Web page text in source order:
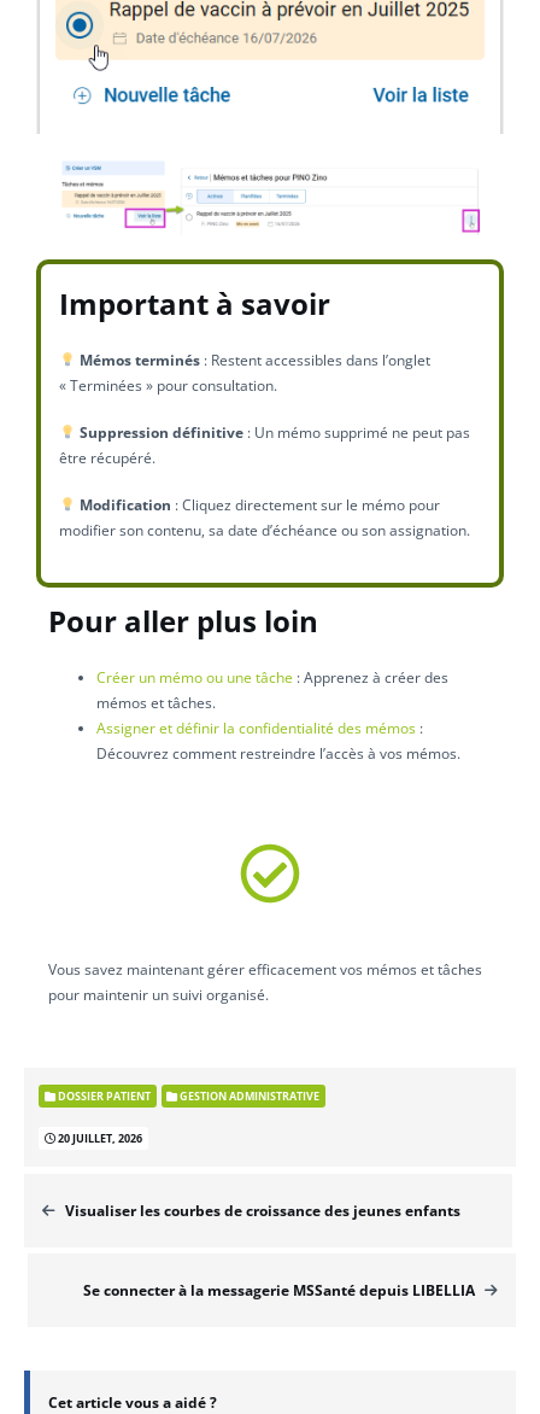
Important à savoir
Mémos terminés: Restent accessibles dans l’onglet
« Terminées » pour consultation.
Suppression définitive: Un mémo supprimé ne peut pas
être récupéré.
Modification : Cliquez directement sur le mémo pour
modifier son contenu, sa date d’échéance ou son assignation.
Pour aller plus loin
Créer un mémo ou une tâche : Apprenez à créer des
mémos et tâches.
Assigner et définir la confidentialité des mémos :
Découvrez comment restreindre l’accès à vos mémos.
Vous savez maintenant gérer efficacement vos mémos et tâches
pour maintenir un suivi organisé.
DOSSIER PATIENT GESTION ADMINISTRATIVE
20 JUILLET, 2026
Visualiser les courbes de croissance des jeunes enfants
Se connecter à la messagerie MSSanté depuis LIBELLIA
Cet article vous a aidé ?